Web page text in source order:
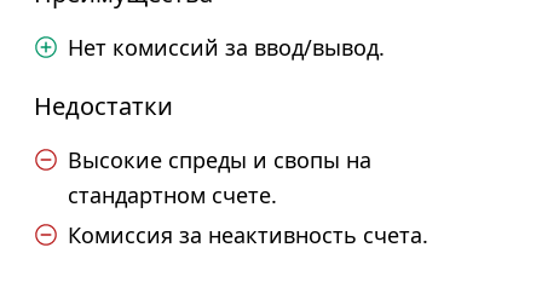
Нет комиссий за ввод/вывод.
Недостатки
Высокие спреды и свопы на
стандартном счете.
Комиссия за неактивность счета.